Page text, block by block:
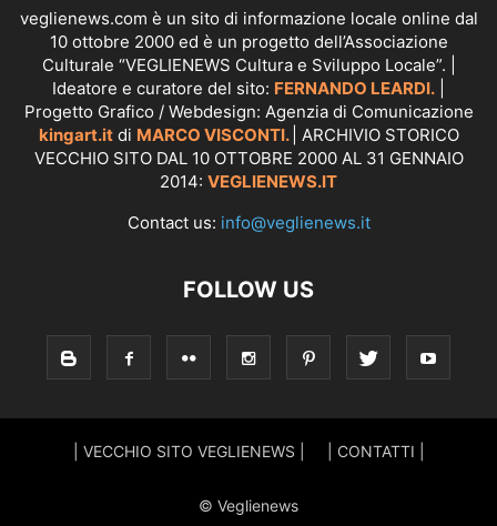
veglienews.com è un sito di informazione locale online dal
10 ottobre 2000 ed è un progetto dell’Associazione
Culturale “VEGLIENEWS Cultura e Sviluppo Locale”. |
Ideatore e curatore del sito: FERNANDO LEARDI.
Progetto Grafico / Webdesign: Agenzia di Comunicazione
kingart.itdi MARCO VISCONTI. | ARCHIVIO STORICO
VECCHIO SITO DAL 10 OTTOBRE 2000 AL 31 GENNAIO
2014: VEGLIENEWS.IT
Contact us: info@veglienews.it
FOLLOW US
| VECCHIO SITO VEGLIENEWS | | CONTATTI |
© Veglienews